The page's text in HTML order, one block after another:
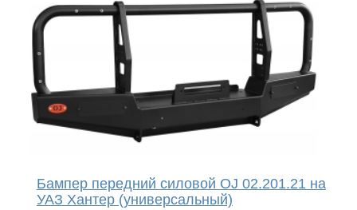
Бампер передний силовой OJ 02.201.21 на
УАЗ Хантер (универсальный)